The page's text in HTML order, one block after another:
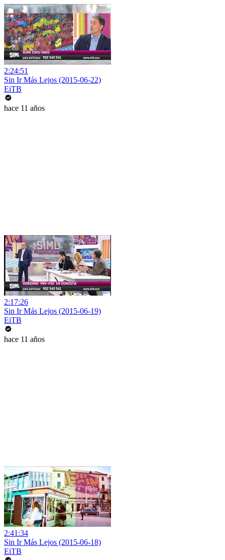
2:24:51
Sin Ir Más Lejos (2015-06-22)
EiTB
hace 11 años
2:17:26
Sin Ir Más Lejos (2015-06-19)
EiTB
hace 11 años
2:41:34
Sin Ir Más Lejos (2015-06-18)
EiTB